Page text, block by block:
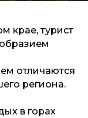
крае, турист
отличаются
региона.
в горах